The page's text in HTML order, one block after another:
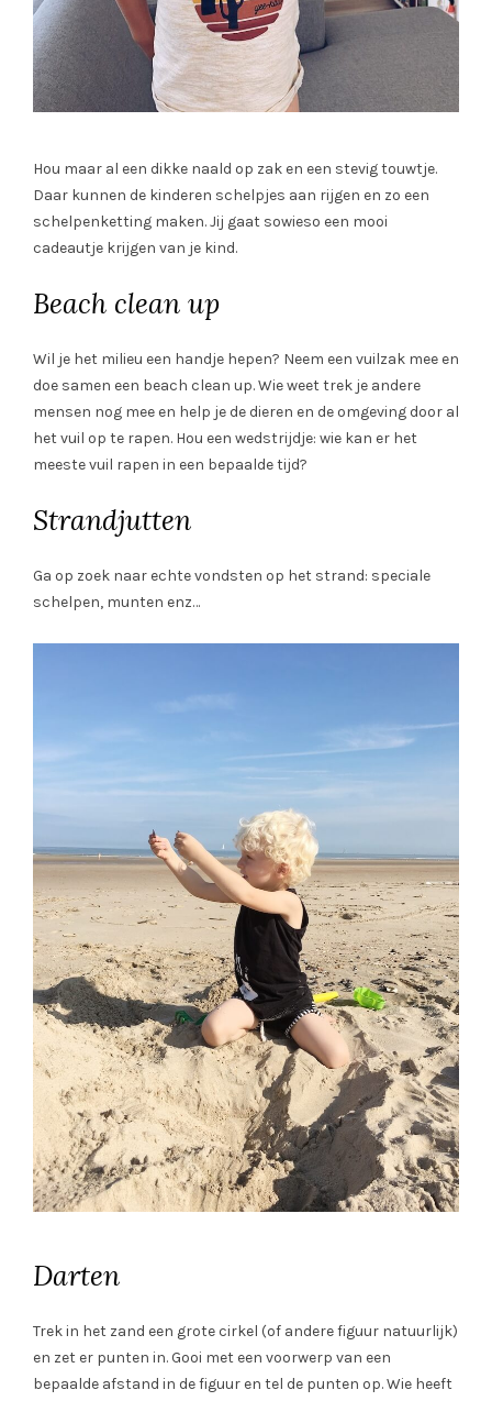
Hou maar al een dikke naald op zak en een stevig touwtje.
Daar kunnen de kinderen schelpjes aan rijgen en zo een
schelpenketting maken. Jij gaat sowieso een mooi
cadeautje krijgen van je kind.
Beach clean up
Wil je het milieu een handje hepen? Neem een vuilzak mee en
doe samen een beach clean up. Wie weet trek je andere
mensen nog mee en help je de dieren en de omgeving door al
het vuil op te rapen. Hou een wedstrijdje: wie kan er het
meeste vuil rapen in een bepaalde tijd?
Strandjutten
Ga op zoek naar echte vondsten op het strand: speciale
schelpen, munten enz…
Darten
Trek in het zand een grote cirkel (of andere figuur natuurlijk)
en zet er punten in. Gooi met een voorwerp van een
bepaalde afstand in de figuur en tel de punten op. Wie heeft